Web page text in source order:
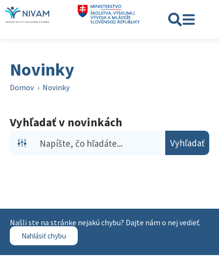
Novinky
Domov › Novinky
Vyhľadať v novinkách
Vyhľadať
Našli ste na stránke nejakú chybu? Dajte nám o nej vedieť.
Nahlásiť chybu